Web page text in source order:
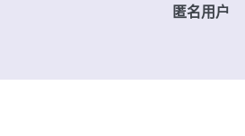
匿名用户